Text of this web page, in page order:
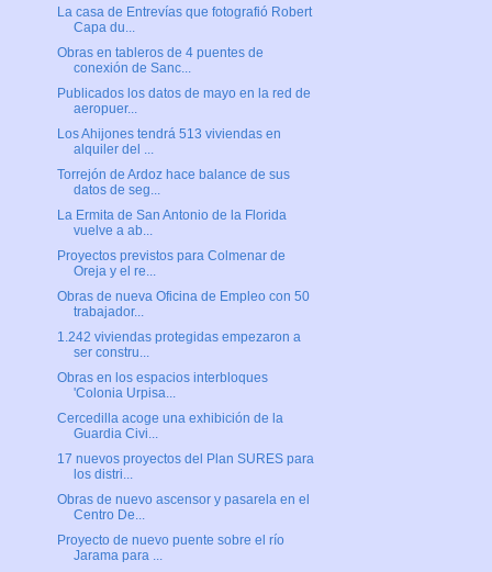
La casa de Entrevías que fotografió Robert
Capa du...
Obras en tableros de 4 puentes de
conexión de Sanc...
Publicados los datos de mayo en la red de
aeropuer...
Los Ahijones tendrá 513 viviendas en
alquiler del ...
Torrejón de Ardoz hace balance de sus
datos de seg...
La Ermita de San Antonio de la Florida
vuelve a ab...
Proyectos previstos para Colmenar de
Oreja y el re...
Obras de nueva Oficina de Empleo con 50
trabajador...
1.242 viviendas protegidas empezaron a
ser constru...
Obras en los espacios interbloques
'Colonia Urpisa...
Cercedilla acoge una exhibición de la
Guardia Civi...
17 nuevos proyectos del Plan SURES para
los distri...
Obras de nuevo ascensor y pasarela en el
Centro De...
Proyecto de nuevo puente sobre el río
Jarama para ...